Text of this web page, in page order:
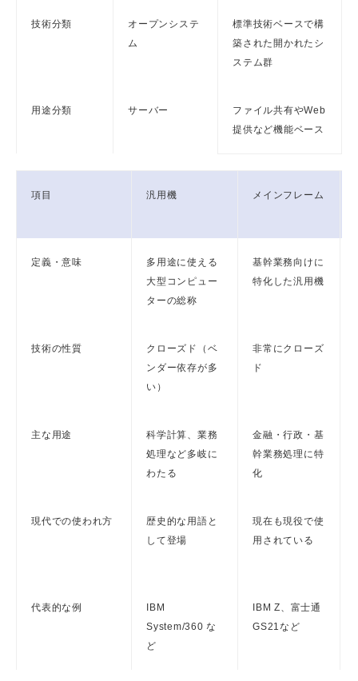
技術分類
オープンシステ
ム
標準技術ベースで構
築された開かれたシ
ステム群
用途分類 サーバー
ファイル共有やWeb
提供など機能ベース
項目 汎用機 メインフレーム
定義・意味
多用途に使える
大型コンピュー
ターの総称
基幹業務向けに
特化した汎用機
技術の性質
クローズド（ベ
ンダー依存が多
い）
非常にクローズ
ド
主な用途
科学計算、業務
処理など多岐に
わたる
金融・行政・基
幹業務処理に特
化
現代での使われ方
歴史的な用語と
して登場
現在も現役で使
用されている
代表的な例
IBM
System/360 な
ど
IBM Z、富士通
GS21など